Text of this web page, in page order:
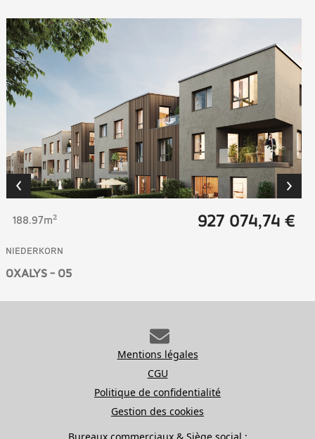
188.97m² 927 074,74 €
NIEDERKORN
OXALYS - O5
Mentions légales
CGU
Politique de confidentialité
Gestion des cookies